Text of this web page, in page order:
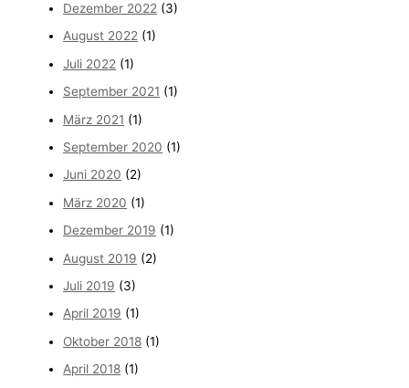
Dezember 2022 (3)
August 2022 (1)
Juli 2022 (1)
September 2021 (1)
März 2021 (1)
September 2020 (1)
Juni 2020 (2)
März 2020 (1)
Dezember 2019 (1)
August 2019 (2)
Juli 2019 (3)
April 2019 (1)
Oktober 2018 (1)
April 2018 (1)